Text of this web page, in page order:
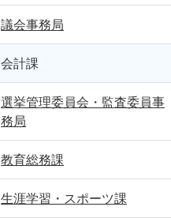
議会事務局
会計課
選挙管理委員会・監査委員事
務局
教育総務課
生涯学習・スポーツ課